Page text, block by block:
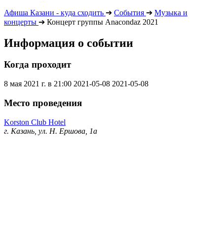
Афиша Казани - куда сходить ➔ События ➔ Музыка и
концерты ➔ Концерт группы Anacondaz 2021
Информация о событии
Когда проходит
8 мая 2021 г. в 21:00 2021-05-08 2021-05-08
Место проведения
Korston Club Hotel
г. Казань, ул. Н. Ершова, 1а